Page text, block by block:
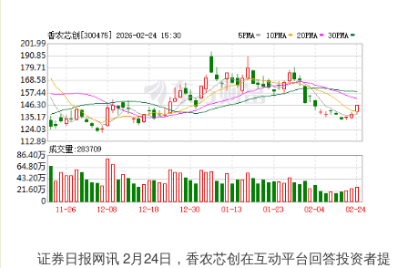
证券日报网讯 2月24日，香农芯创在互动平台回答投资者提